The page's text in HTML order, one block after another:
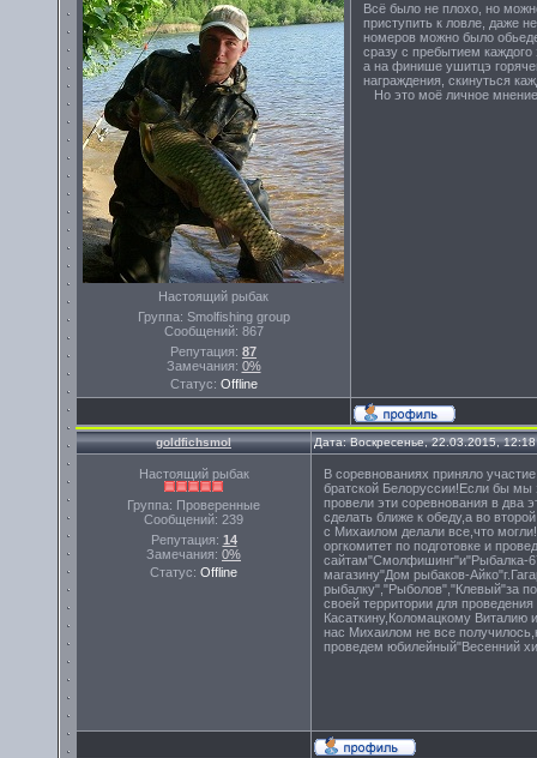
Настоящий рыбак
Группа: Smolfishing group
Сообщений: 867
Репутация: 87
Замечания: 0%
Статус: Offline
Всё было не плохо, но
приступить к ловле, даже
номеров можно было
сразу с пребытием
а на финише ушитцэ
награждения, скинуться
Но это моё личное
goldfichsmol Дата: Воскресенье, 22.03.2015,
Настоящий рыбак
Группа: Проверенные
Сообщений: 239
Репутация: 14
Замечания: 0%
Статус: Offline
В соревнованиях приняло
братской Белоруссии!Если бы мы
провели эти соревнования в два
сделать ближе к обеду,а во
с Михаилом делали все,что
оргкомитет по подготовке и
сайтам"Смолфишинг"и"Рыбалка-
магазину"Дом рыбаков-
рыбалку","Рыболов","Клевый"за
своей территории для
Касаткину,Коломацкому
нас Михаилом не все
проведем юбилейный"Весенний